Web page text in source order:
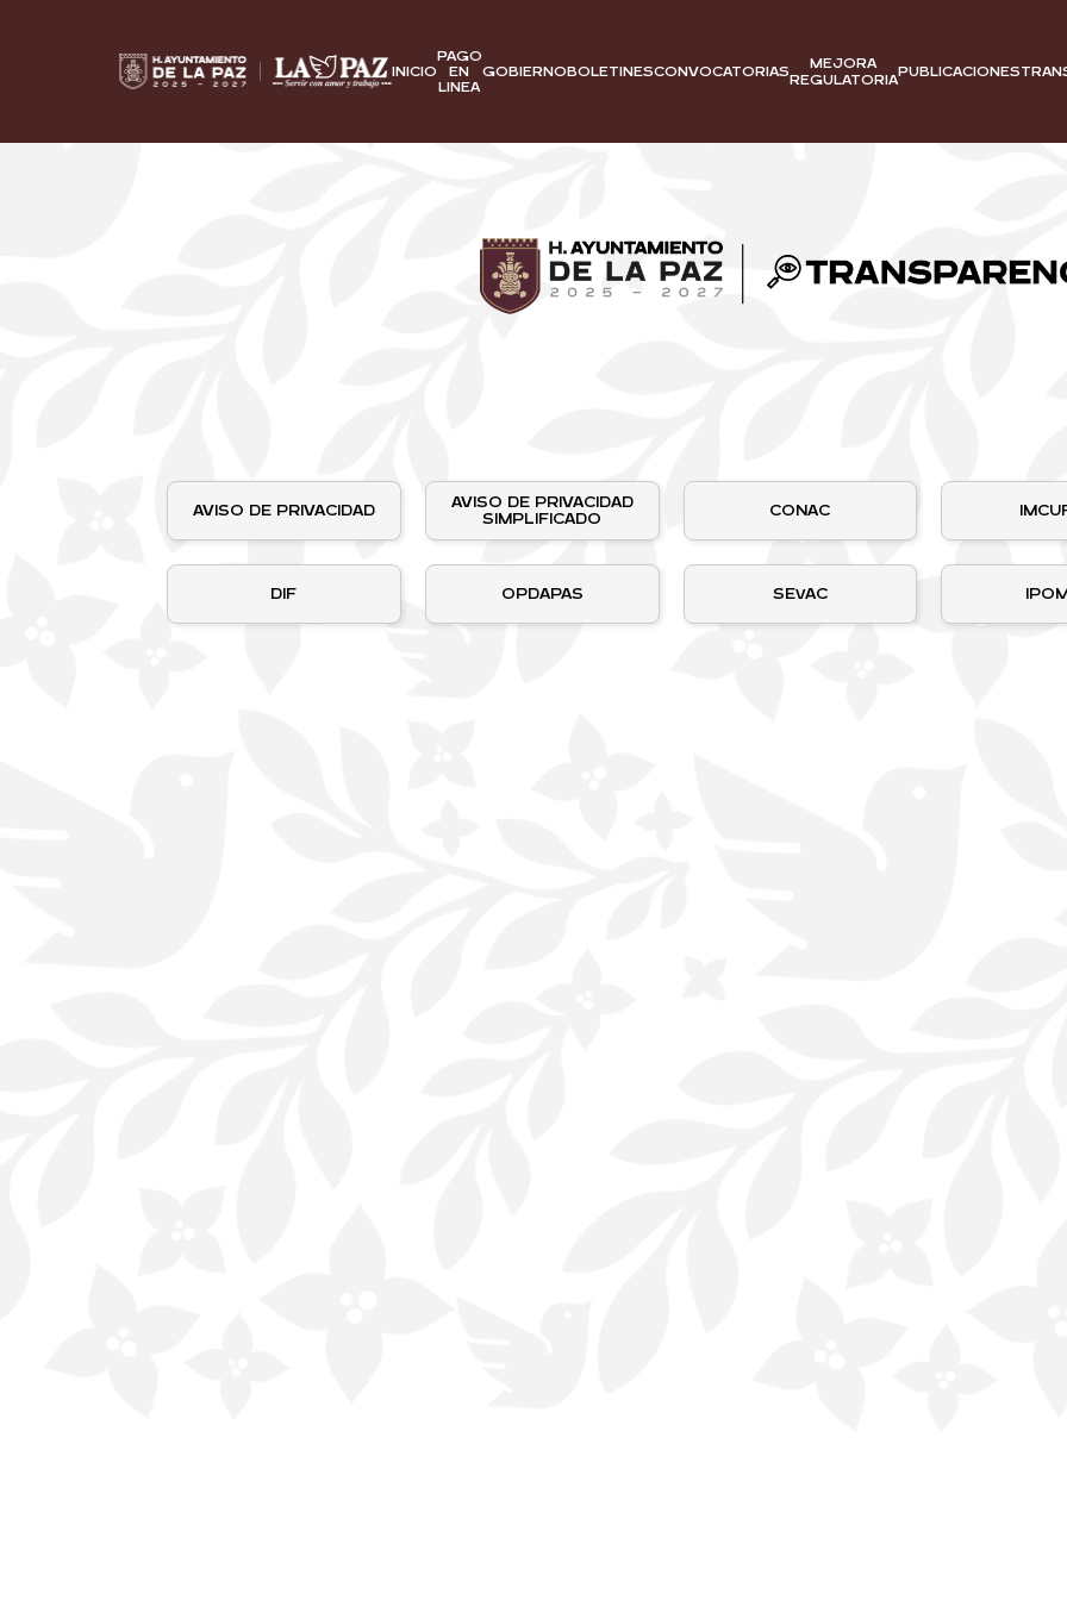
INICIO
PAGO
EN
LINEA
GOBIERNOBOLETINESCONVOCATORIAS
MEJORA
REGULATORIA
PUBLICACIONES
AVISO DE PRIVACIDAD
AVISO DE PRIVACIDAD
SIMPLIFICADO
CONAC
DIF OPDAPAS SEvAC